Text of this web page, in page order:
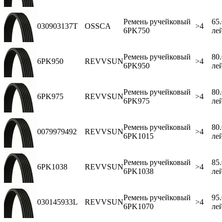
030903137T OSSCA
Ремень ручейковый
6PK750
>4
6PK950 REVVSUN
Ремень ручейковый
6PK950
>4
6PK975 REVVSUN
Ремень ручейковый
6PK975
>4
0079979492 REVVSUN
Ремень ручейковый
6PK1015
>4
6PK1038 REVVSUN
Ремень ручейковый
6PK1038
>4
030145933L REVVSUN
Ремень ручейковый
6PK1070
>4